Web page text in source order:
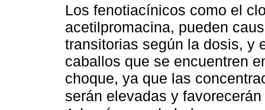
Los fenotiacínicos como el
acetilpromacina, pueden
transitorias según la dosis, y
caballos que se encuentren
choque, ya que las
serán elevadas y